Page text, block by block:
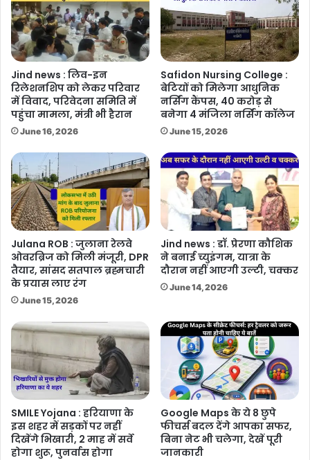
Jind news : लिव-इन
रिलेशनशिप को लेकर परिवार
में विवाद, परिवेदना समिति में
पहुंचा मामला, मंत्री भी हैरान
June 16, 2026
Safidon Nursing College :
बेटियों को मिलेगा आधुनिक
नर्सिंग कैंपस, 40 करोड़ से
बनेगा 4 मंजिला नर्सिंग कॉलेज
June 15, 2026
Julana ROB : जुलाना रेलवे
ओवरब्रिज को मिली मंजूरी, DPR
तैयार, सांसद सतपाल ब्रह्मचारी
के प्रयास लाए रंग
June 15, 2026
Jind news : डॉ. प्रेरणा कौशिक
ने बनाई च्युइंगम, यात्रा के
दौरान नहीं आएगी उल्टी, चक्कर
June 14, 2026
SMILE Yojana : हरियाणा के
इस शहर में सड़कों पर नहीं
दिखेंगे भिखारी, 2 माह में सर्वे
होगा शुरू, पुनर्वास होगा
Google Maps के ये 8 छुपे
फीचर्स बदल देंगे आपका सफर,
बिना नेट भी चलेगा, देखें पूरी
जानकारी